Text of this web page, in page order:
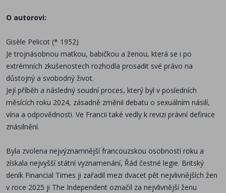
O autorovi:
Gisèle Pelicot (* 1952)
Je trojnásobnou matkou, babičkou a ženou, která se i po
extrémních zkušenostech rozhodla prosadit své právo na
důstojný a svobodný život.
Její příběh a následný soudní proces, který byl v posledních
měsících roku 2024, zásadně změnil debatu o sexuálním násilí,
vína a odpovědnosti. Ve Francii také vedly k revizi právní definice
znásilnění.
Byla zvolena nejvýznamnější francouzskou osobností roku a
získala nejvyšší státní vyznamenání, Řád čestné legie. Britský
deník Financial Times ji zařadil mezi dvacet pět nejvlivnějších žen
v roce 2025 ji The Independent označil za nejvlivnější ženu